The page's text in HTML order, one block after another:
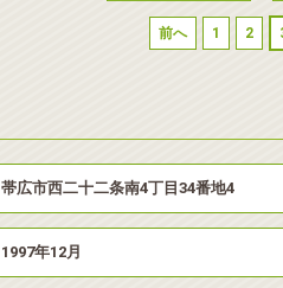
前へ 1 2
帯広市西二十二条南4丁目34番地4
1997年12月